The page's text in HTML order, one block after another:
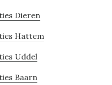
Dieren
Hattem
Uddel
Baarn